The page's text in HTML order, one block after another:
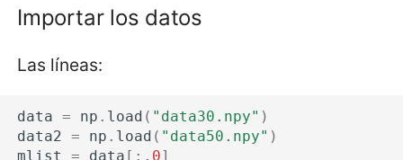
Importar los datos
Las líneas:
data = np . load ( "data30.npy" )
data2 = np . load ( "data50.npy" )
mlist
= data [:, 0]